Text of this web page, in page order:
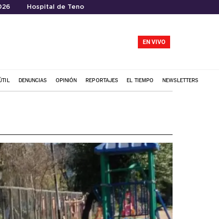
Hospital de Teno
EN VIVO
DENUNCIAS OPINIÓN REPORTAJES EL TIEMPO NEWSLETTERS